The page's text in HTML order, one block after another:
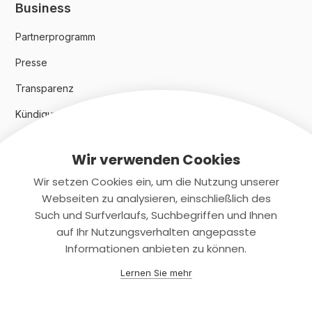
Business
Partnerprogramm
Presse
Transparenz
Kündigungsindex 2024
Rechtliches
Datenschutz
Wir verwenden Cookies
Wir setzen Cookies ein, um die Nutzung unserer
Webseiten zu analysieren, einschließlich des
Such und Surfverlaufs, Suchbegriffen und Ihnen
auf Ihr Nutzungsverhalten angepasste
Informationen anbieten zu können.
Lernen Sie mehr